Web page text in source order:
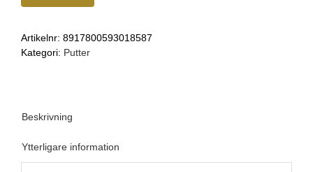
Artikelnr: 8917800593018587
Kategori: Putter
Beskrivning
Ytterligare information